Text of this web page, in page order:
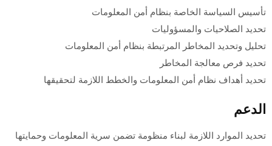
تأسيس السياسة الخاصة بنظام أمن المعلومات
تحديد الصلاحيات والمسؤوليات
تحليل وتحديد المخاطر المرتبطة بنظام أمن المعلومات
تحديد فرص معالجة المخاطر
تحديد أهداف نظام أمن المعلومات والخطط اللازمة لتحقيقها
الدعم
تحديد الموارد اللازمة لبناء منظومة تضمن سرية المعلومات وحمايتها